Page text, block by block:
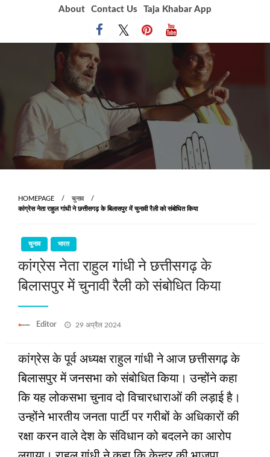
About Contact Us Taja Khabar App
HOMEPAGE
चुनाव
कांग्रेस नेता राहुल गांधी ने छत्तीसगढ़ के बिलासपुर में चुनावी रैली को संबोधित किया
चुनाव भारत
कांग्रेस नेता राहुल गांधी ने छत्तीसगढ़ के
बिलासपुर में चुनावी रैली को संबोधित किया
Editor
Posted
29 अप्रैल 2024
कांग्रेस के पूर्व अध्यक्ष राहुल गांधी ने आज छत्तीसगढ़ के
बिलासपुर में जनसभा को संबोधित किया। उन्होंने कहा
कि यह लोकसभा चुनाव दो विचारधाराओं की लड़ाई है।
उन्होंने भारतीय जनता पार्टी पर गरीबों के अधिकारों की
रक्षा करन वाले देश के संविधान को बदलने का आरोप